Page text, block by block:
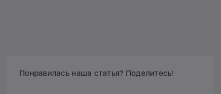
Понравилась наша статья? Поделитесь!